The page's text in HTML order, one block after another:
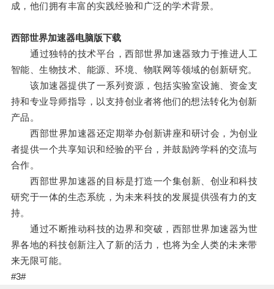
成，他们拥有丰富的实践经验和广泛的学术背景。
西部世界加速器电脑版下载
通过独特的技术平台，西部世界加速器致力于推进人工
智能、生物技术、能源、环境、物联网等领域的创新研究。
该加速器提供了一系列资源，包括实验室设施、资金支
持和专业导师指导，以支持创业者将他们的想法转化为创新
产品。
西部世界加速器还定期举办创新讲座和研讨会，为创业
者提供一个共享知识和经验的平台，并鼓励跨学科的交流与
合作。
西部世界加速器的目标是打造一个集创新、创业和科技
研究于一体的生态系统，为未来科技的发展提供强有力的支
持。
通过不断推动科技的边界和突破，西部世界加速器为世
界各地的科技创新注入了新的活力，也将为全人类的未来带
来无限可能。
#3#